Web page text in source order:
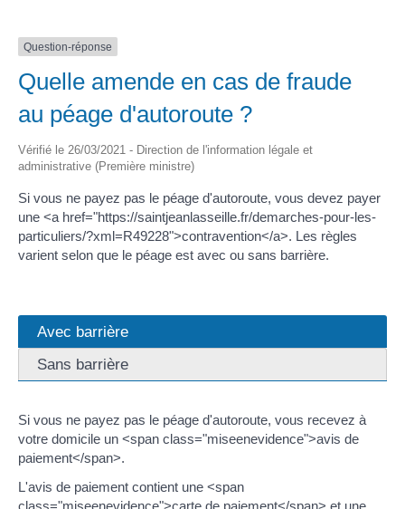
Question-réponse
Quelle amende en cas de fraude
au péage d'autoroute ?
Vérifié le 26/03/2021 - Direction de l'information légale et
administrative (Première ministre)
Si vous ne payez pas le péage d'autoroute, vous devez payer
une <a href="https://saintjeanlasseille.fr/demarches-pour-les-
particuliers/?xml=R49228">contravention</a>. Les règles
varient selon que le péage est avec ou sans barrière.
Avec barrière
Sans barrière
Si vous ne payez pas le péage d'autoroute, vous recevez à
votre domicile un <span class="miseenevidence">avis de
paiement</span>.
L'avis de paiement contient une <span
class="miseenevidence">carte de paiement</span> et une